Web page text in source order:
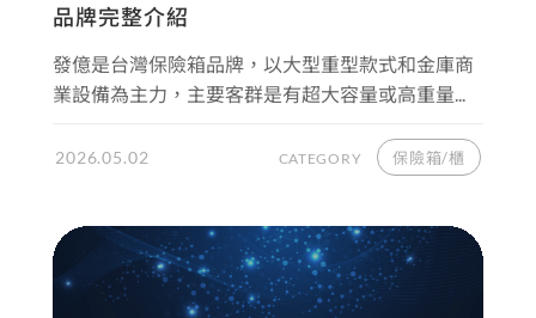
品牌完整介紹
發億是台灣保險箱品牌，以大型重型款式和金庫商
業設備為主力，主要客群是有超大容量或高重量...
2026.05.02 CATEGORY 保險箱/櫃